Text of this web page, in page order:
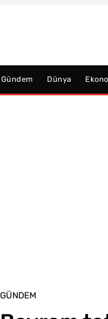
Gündem Dünya
GÜNDEM